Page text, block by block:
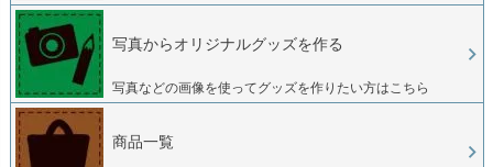
写真からオリジナルグッズを作る
写真などの画像を使ってグッズを作りたい方はこちら
商品一覧